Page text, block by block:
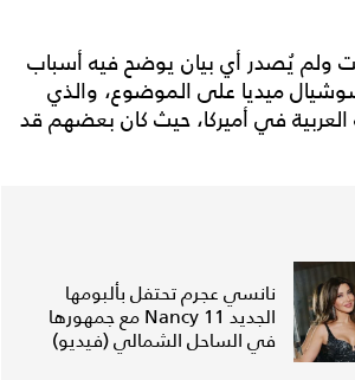
ولم يُصدر أي بيان يوضح فيه أسباب
ميديا على الموضوع، والذي
العربية في أميركا، حيث كان بعضهم قد
نانسي عجرم تحتفل بألبومها
الجديد Nancy 11 مع جمهورها
في الساحل الشمالي (فيديو)